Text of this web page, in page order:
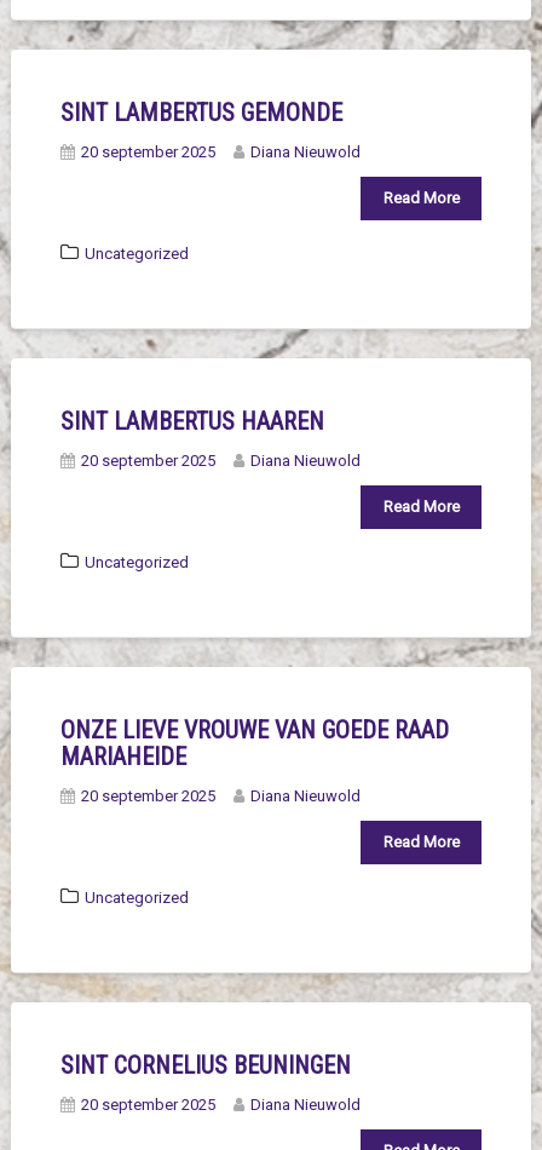
SINT LAMBERTUS GEMONDE
20 september 2025 Diana Nieuwold
Read More
Uncategorized
SINT LAMBERTUS HAAREN
20 september 2025 Diana Nieuwold
Read More
Uncategorized
ONZE LIEVE VROUWE VAN GOEDE RAAD
MARIAHEIDE
20 september 2025 Diana Nieuwold
Read More
Uncategorized
SINT CORNELIUS BEUNINGEN
20 september 2025 Diana Nieuwold